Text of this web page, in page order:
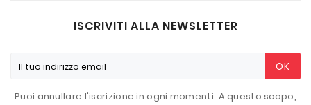
ISCRIVITI ALLA NEWSLETTER
OK
Puoi annullare l'iscrizione in ogni momenti. A questo scopo,